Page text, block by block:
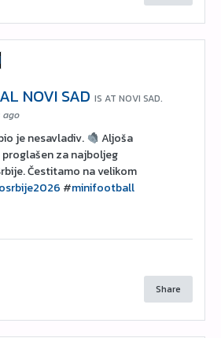
NOVI SADIS AT NOVI SAD.
ago
je nesavladiv.
Aljoša
za najboljeg
Čestitamo na velikom
#minifootball
Share